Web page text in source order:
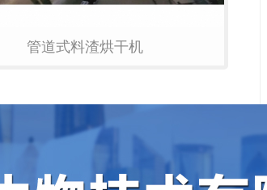
管道式料渣烘干机